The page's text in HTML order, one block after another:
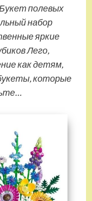
полевых
набор
яркие
Лего,
как детям,
которые